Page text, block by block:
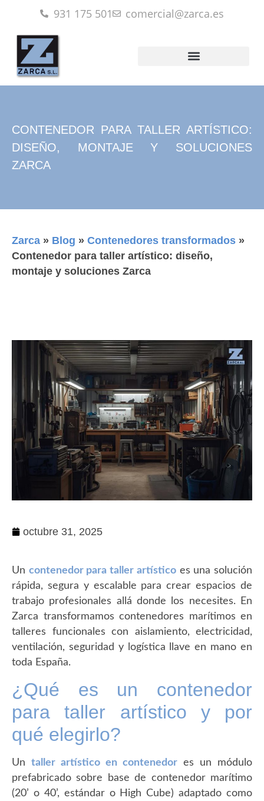
931 175 501 comercial@zarca.es
CONTENEDOR PARA TALLER ARTÍSTICO:
DISEÑO, MONTAJE Y SOLUCIONES
ZARCA
Zarca » Blog » Contenedores transformados »
Contenedor para taller artístico: diseño,
montaje y soluciones Zarca
octubre 31, 2025
Un contenedor para taller artísticoes una solución
rápida, segura y escalable para crear espacios de
trabajo profesionales allá donde los necesites. En
Zarca transformamos contenedores marítimos en
talleres funcionales con aislamiento, electricidad,
ventilación, seguridad y logística llave en mano en
toda España.
¿Qué es un contenedor
para taller artístico y por
qué elegirlo?
Un taller artístico en contenedor es un módulo
prefabricado sobre base de contenedor marítimo
(20’ o 40’, estándar o High Cube) adaptado como